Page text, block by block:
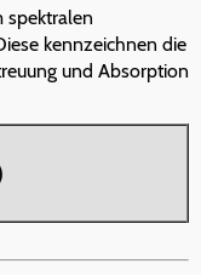
spektralen
kennzeichnen die
und Absorption